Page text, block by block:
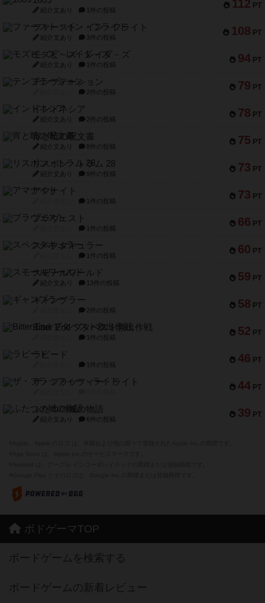
112 PT
紹介文あり 1件の投稿
108 PT
ファースト・イン・フライト
紹介文あり 3件の投稿
94 PT
モズビ－ズ・レイダ－ズ
紹介文あり 1件の投稿
79 PT
テンプテーション
2件の投稿
78 PT
インドネシア
紹介文あり 2件の投稿
75 PT
宵と暁の呪文書
紹介文あり 8件の投稿
73 PT
リスボン・トラム 28
紹介文あり 9件の投稿
73 PT
アマナイト
1件の投稿
66 PT
ブラヴェスト
1件の投稿
60 PT
スペクタキュラー
1件の投稿
59 PT
スモールワールド
紹介文あり 13件の投稿
58 PT
ギャンブラー
2件の投稿
52 PT
Bitter End ブタペスト救出作戦
1件の投稿
46 PT
ラピード
1件の投稿
44 PT
ザ・フラッフィー・ライト
39 PT
ふたつの城の物語
紹介文あり 6件の投稿
ボドゲーマTOP
ボードゲームを検索する
ボードゲームの新着レビュー